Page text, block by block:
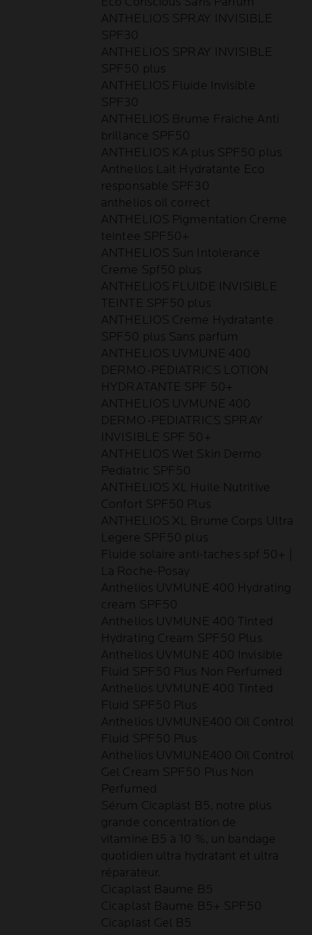
ANTHELIOS SPRAY INVISIBLE
SPF30
ANTHELIOS SPRAY INVISIBLE
SPF50 plus
ANTHELIOS Fluide Invisible
SPF30
ANTHELIOS Brume Fraiche Anti
brillance SPF50
ANTHELIOS KA plus SPF50 plus
Anthelios Lait Hydratante Eco
responsable SPF30
anthelios oil correct
ANTHELIOS Pigmentation Creme
teintee SPF50+
ANTHELIOS Sun Intolerance
Creme Spf50 plus
ANTHELIOS FLUIDE INVISIBLE
TEINTE SPF50 plus
ANTHELIOS Creme Hydratante
SPF50 plus Sans parfum
ANTHELIOS UVMUNE 400
DERMO-PEDIATRICS LOTION
HYDRATANTE SPF 50+
ANTHELIOS UVMUNE 400
DERMO-PEDIATRICS SPRAY
INVISIBLE SPF 50+
ANTHELIOS Wet Skin Dermo
Pediatric SPF50
ANTHELIOS XL Huile Nutritive
Confort SPF50 Plus
ANTHELIOS XL Brume Corps Ultra
Legere SPF50 plus
Fluide solaire anti-taches spf 50+ |
La Roche-Posay
Anthelios UVMUNE 400 Hydrating
cream SPF50
Anthelios UVMUNE 400 Tinted
Hydrating Cream SPF50 Plus
Anthelios UVMUNE 400 Invisible
Fluid SPF50 Plus Non Perfumed
Anthelios UVMUNE 400 Tinted
Fluid SPF50 Plus
Anthelios UVMUNE400 Oil Control
Fluid SPF50 Plus
Anthelios UVMUNE400 Oil Control
Gel Cream SPF50 Plus Non
Perfumed
Sérum Cicaplast B5, notre plus
grande concentration de
vitamine B5 à 10 %, un bandage
quotidien ultra hydratant et ultra
réparateur.
Cicaplast Baume B5
Cicaplast Baume B5+ SPF50
Cicaplast Gel B5